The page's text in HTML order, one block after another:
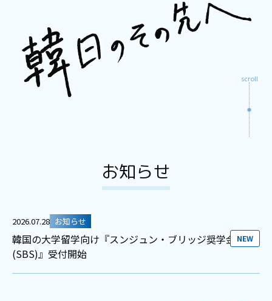
プライバシーポリシー
NEW
お問い合わせ
scroll
お知らせ
2026.07.28 お知らせ
韓国の大学留学向け『スンジュン・ブリッジ奨学金
(SBS)』受付開始
NEW